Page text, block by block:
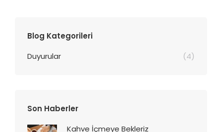
Blog Kategorileri
Duyurular
(4)
Son Haberler
Kahve İçmeye Bekleriz